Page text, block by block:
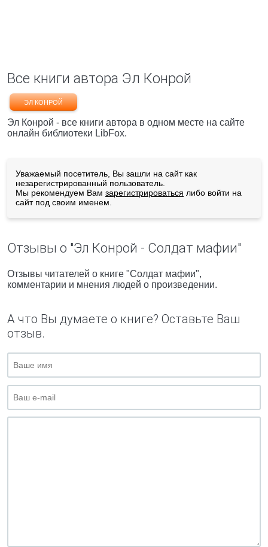
Все книги автора Эл Конрой
ЭЛ КОНРОЙ
Эл Конрой - все книги автора в одном месте на сайте
онлайн библиотеки LibFox.
Уважаемый посетитель, Вы зашли на сайт как
незарегистрированный пользователь.
Мы рекомендуем Вам зарегистрироваться либо войти на
сайт под своим именем.
Отзывы о "Эл Конрой - Солдат мафии"
Отзывы читателей о книге "Солдат мафии",
комментарии и мнения людей о произведении.
А что Вы думаете о книге? Оставьте Ваш
отзыв.